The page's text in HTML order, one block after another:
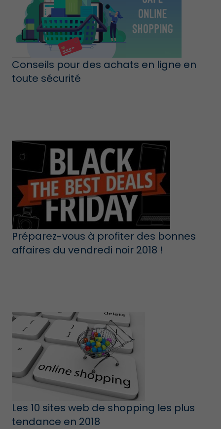
Conseils pour des achats en ligne en
toute sécurité
Préparez-vous à profiter des bonnes
affaires du vendredi noir 2018 !
Les 10 sites web de shopping les plus
tendance en 2018